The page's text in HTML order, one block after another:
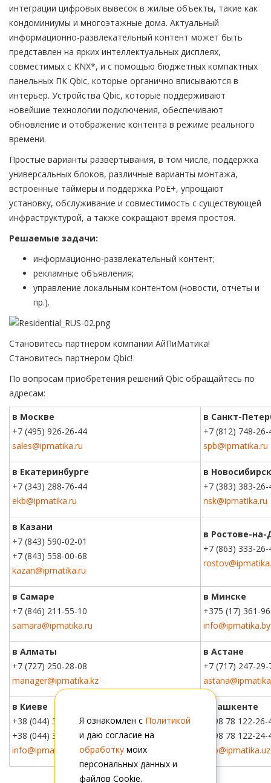
интеграции цифровых вывесок в жилые объекты, такие как
кондоминиумы и многоэтажные дома. Актуальный
информационно-развлекательный контент может быть
представлен на ярких интеллектуальных дисплеях,
совместимых с KNX*, и с помощью бюджетных компактных
панельных ПК Qbic, которые органично вписываются в
интерьер. Устройства Qbic, которые поддерживают
новейшие технологии подключения, обеспечивают
обновление и отображение контента в режиме реального
времени.
Простые варианты развертывания, в том числе, поддержка
универсальных блоков, различные варианты монтажа,
встроенные таймеры и поддержка PoE+, упрощают
установку, обслуживание и совместимость с существующей
инфраструктурой, а также сокращают время простоя.
Решаемые задачи:
информационно-развлекательный контент;
рекламные объявления;
управление локальным контентом (новости, отчеты и
пр.).
Становитесь партнером компании АйПиМатика!
Становитесь партнером Qbic!
По вопросам приобретения решений Qbic обращайтесь по
адресам:
в Москве
+7 (495) 926-26-44
sales@ipmatika.ru
в Санкт-
+7 (812) 748-26-
spb@ipmatika.ru
в Екатеринбурге
+7 (343) 288-76-44
ekb@ipmatika.ru
в
+7 (383) 383-26-
nsk@ipmatika.ru
в Казани
+7 (843) 590-02-01
+7 (843) 558-00-68
kazan@ipmatika.ru
в Ростове-на-
+7 (863) 333-26-
в Самаре
+7 (846) 211-55-10
samara@ipmatika.ru
в Минске
+375 (17) 361-
info@ipmatika.by
в Алматы
+7 (727) 250-28-08
manager@ipmatika.kz
в Астане
+7 (717) 247-29-
в Киеве
+38 (044) 359-01-36
+38 (044) 303-91-21
info@ipmatika.com.ua
в Ташкенте
+998 78 122-26-
+998 78 122-24-
info@ipmatika.uz
Я ознакомлен с Политикой
и даю согласие на
обработкумоих
персональных данных и
файлов Cookie.